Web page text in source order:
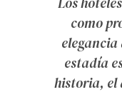
como
estadía
historia, el